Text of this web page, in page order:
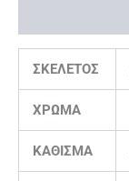
ΣΚΕΛΕΤΟΣ
ΧΡΩΜΑ
ΚΑΘΙΣΜΑ